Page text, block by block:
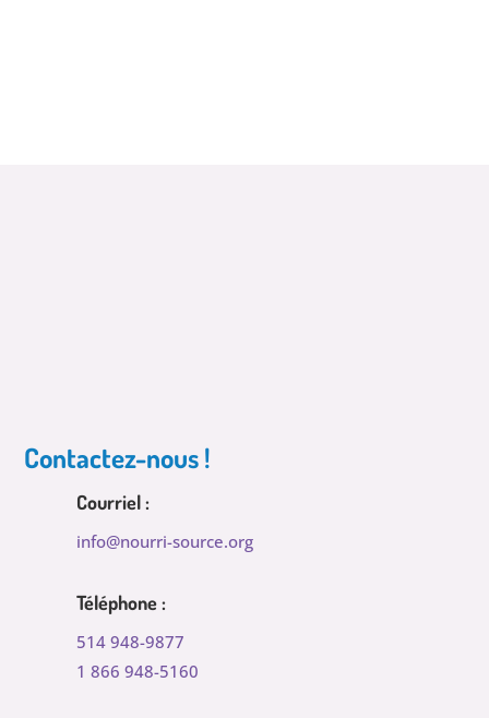
Contactez-nous !
Courriel :
info@nourri-source.org
Téléphone :
514 948-9877
1 866 948-5160